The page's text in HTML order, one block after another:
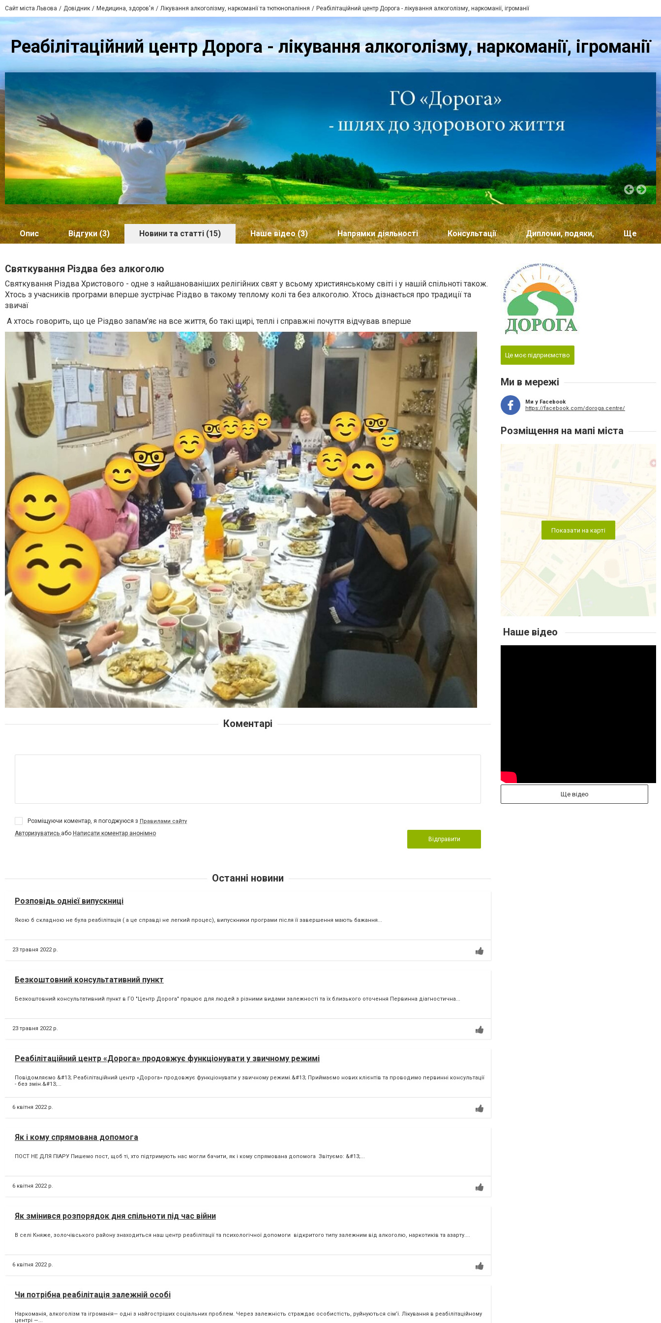
Сайт міста Львова Довідник Медицина, здоров'я Лікування алкоголізму, наркоманії та тютюнопаління Реабілітаційний центр Дорога - лікування алкоголізму, наркоманії, ігроманії
Реабілітаційний центр Дорога - лікування алкоголізму, наркоманії, ігроманії
Опис Відгуки (3) Новини та статті (15) Наше відео (3) Напрямки діяльності Консультації Дипломи, подяки, Ще
Святкування Різдва без алкоголю
Святкування Різдва Христового - одне з найшанованіших релігійних свят у всьому християнському світі і у нашій спільноті також.
Хтось з учасників програми вперше зустрічає Різдво в такому теплому колі та без алкоголю. Хтось дізнається про традиції та
звичаї
А хтось говорить, що це Різдво запам'яє на все життя, бо такі щирі, теплі і справжні почуття відчував вперше
Коментарі
Розміщуючи коментар, я погоджуюся з Правилами сайту
Авторизуватись або Написати коментар анонімно
Відправити
Останні новини
Розповідь однієї випускниці
Якою б складною не була реабілітація ( а це справді не легкий процес), випускники програми після її завершення мають бажання...
23 травня 2022 р.
Безкоштовний консультативний пункт
Безкоштовний консультативний пункт в ГО "Центр Дорога" працює для людей з різними видами залежності та їх близького оточення Первинна діагностична...
23 травня 2022 р.
Реабілітаційний центр «Дорога» продовжує функціонувати у звичному режимі
Повідомляємо &#13; Реабілітаційний центр «Дорога» продовжує функціонувати у звичному режимі.&#13; Приймаємо нових клієнтів та проводимо первинні консультації
- без змін.&#13;...
6 квітня 2022 р.
Як і кому спрямована допомога
ПОСТ НЕ ДЛЯ ПІАРУ Пишемо пост, щоб ті, хто підтримують нас могли бачити, як і кому спрямована допомога Звітуємо: &#13;...
6 квітня 2022 р.
Як змінився розпорядок дня спільноти під час війни
В селі Княже, золочівського району знаходиться наш центр реабілітації та психологічної допомоги відкритого типу залежним від алкоголю, наркотиків та азарту....
6 квітня 2022 р.
Чи потрібна реабілітація залежній особі
Наркоманія, алкоголізм та ігроманія— одні з найгостріших соціальних проблем. Через залежність страждає особистість, руйнуються сім’ї. Лікування в реабілітаційному
центрі —...
Це моє підприємство
Ми в мережі
Ми у Facebook
https://facebook.com/doroga.centre/
Розміщення на мапі міста
Показати на карті
Наше відео
Ще відео